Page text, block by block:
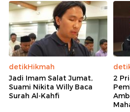
detikHikmah
Jadi Imam Salat Jumat,
Suami Nikita Willy Baca
Surah Al-Kahfi
2